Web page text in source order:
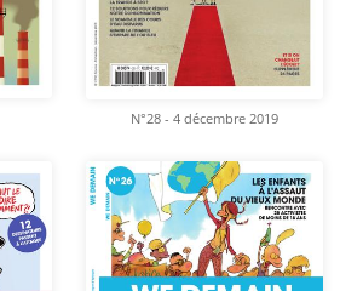
N°28 - 4 décembre 2019